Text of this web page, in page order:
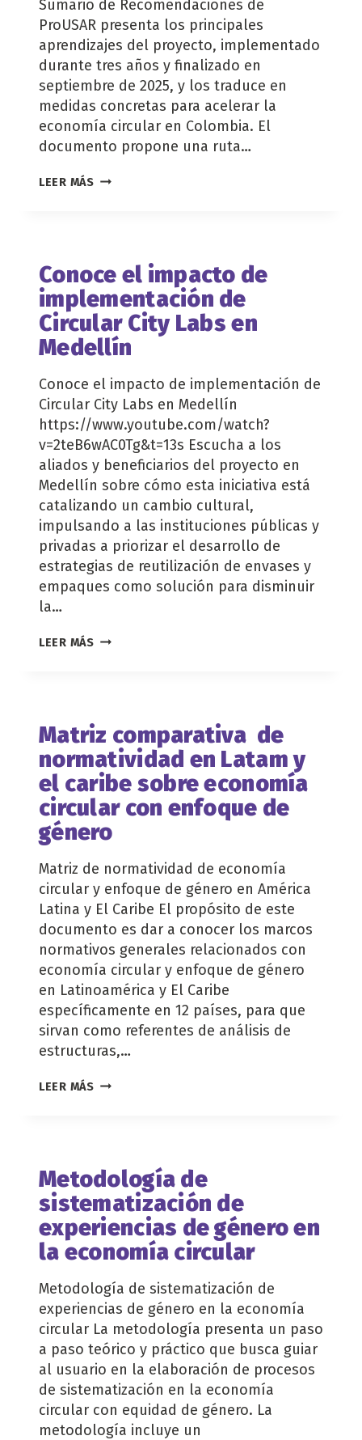
Sumario de Recomendaciones de
ProUSAR presenta los principales
aprendizajes del proyecto, implementado
durante tres años y finalizado en
septiembre de 2025, y los traduce en
medidas concretas para acelerar la
economía circular en Colombia. El
documento propone una ruta…
LEER MÁS SUMARIO
Conoce el impacto de
implementación de
Circular City Labs en
Medellín
Conoce el impacto de implementación de
Circular City Labs en Medellín
https://www.youtube.com/watch?
v=2teB6wAC0Tg&t=13s Escucha a los
aliados y beneficiarios del proyecto en
Medellín sobre cómo esta iniciativa está
catalizando un cambio cultural,
impulsando a las instituciones públicas y
privadas a priorizar el desarrollo de
estrategias de reutilización de envases y
empaques como solución para disminuir
la…
LEER MÁS CONOCE
CIRCULAR
CITY
LABS
EN
MEDELLÍN
Matriz comparativa de
normatividad en Latam y
el caribe sobre economía
circular con enfoque de
género
Matriz de normatividad de economía
circular y enfoque de género en América
Latina y El Caribe El propósito de este
documento es dar a conocer los marcos
normativos generales relacionados con
economía circular y enfoque de género
en Latinoamérica y El Caribe
específicamente en 12 países, para que
sirvan como referentes de análisis de
estructuras,…
LEER MÁS MATRIZ
Y
EL
CARIBE
SOBRE
ECONOMÍA
CIRCULAR
ENFOQUE
DE
GÉNERO
Metodología de
sistematización de
experiencias de género en
la economía circular
Metodología de sistematización de
experiencias de género en la economía
circular La metodología presenta un paso
a paso teórico y práctico que busca guiar
al usuario en la elaboración de procesos
de sistematización en la economía
circular con equidad de género. La
metodología incluye un